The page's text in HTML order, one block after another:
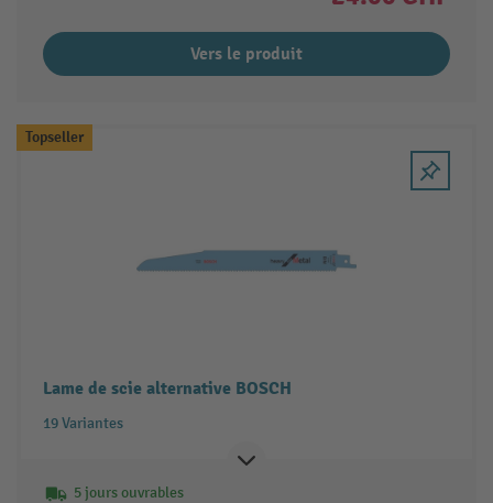
Vers le produit
Topseller
Lame de scie alternative BOSCH
19 Variantes
5 jours ouvrables